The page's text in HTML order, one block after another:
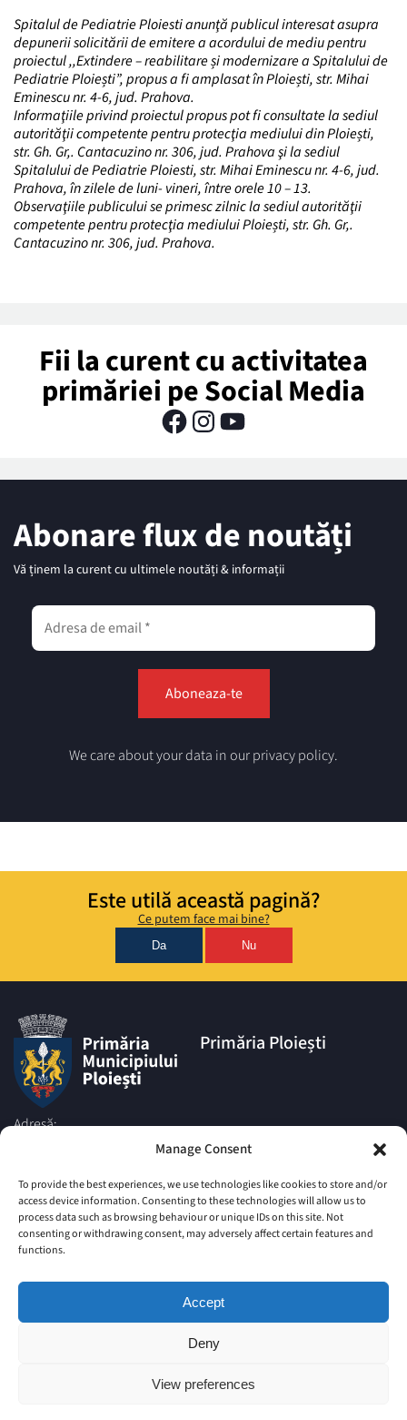
Manage Consent
To provide the best experiences, we use technologies like cookies to store and/or
access device information. Consenting to these technologies will allow us to
process data such as browsing behaviour or unique IDs on this site. Not
consenting or withdrawing consent, may adversely affect certain features and
functions.
Accept
Deny
View preferences
Spitalul de Pediatrie Ploiesti anunţă publicul interesat asupra
depunerii solicitării de emitere a acordului de mediu pentru
proiectul ,,Extindere – reabilitare și modernizare a Spitalului de
Pediatrie Ploiești”, propus a fi amplasat în Ploiești, str. Mihai
Eminescu nr. 4-6, jud. Prahova.
Informaţiile privind proiectul propus pot fi consultate la sediul
autorităţii competente pentru protecţia mediului din Ploiești,
str. Gh. Gr,. Cantacuzino nr. 306, jud. Prahova şi la sediul
Spitalului de Pediatrie Ploiesti, str. Mihai Eminescu nr. 4-6, jud.
Prahova, în zilele de luni- vineri, între orele 10 – 13.
Observaţiile publicului se primesc zilnic la sediul autorităţii
competente pentru protecţia mediului Ploiești, str. Gh. Gr,.
Cantacuzino nr. 306, jud. Prahova.
Fii la curent cu activitatea
primăriei pe Social Media
Abonare flux de noutăți
Vă ținem la curent cu ultimele noutăți & informații
We care about your data in our privacy policy.
Este utilă această pagină?
Ce putem face mai bine?
Da Nu
Adresă:
Ploiesti, Judetul Prahova, cod
Telefon:
+4 0244 516 699|+4 0244 595
063
+4 0244 984
Email:
Primăria Ploiești
© Primăria Municipiului Ploiesti
Politica privind Cookie-urile